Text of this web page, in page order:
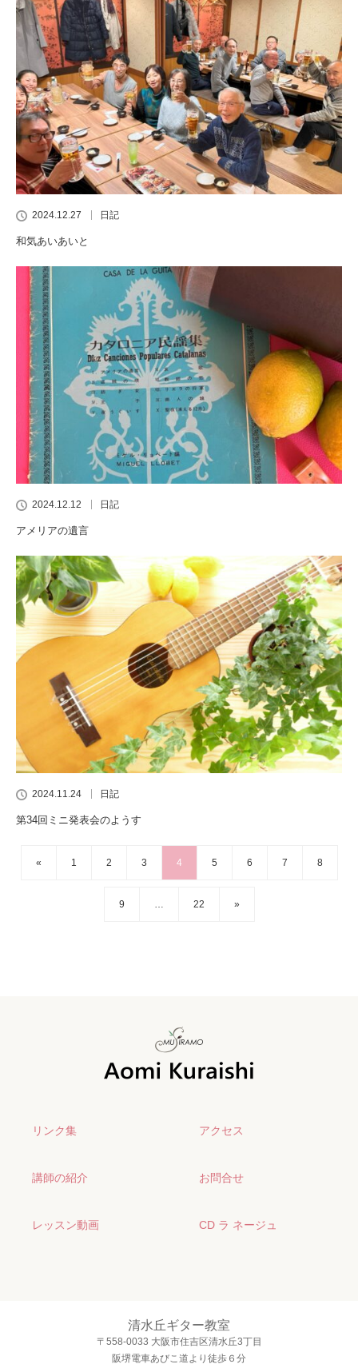
2024.12.27 日記
和気あいあいと
2024.12.12 日記
アメリアの遺言
2024.11.24 日記
第34回ミニ発表会のようす
« 1 2 3 4 5 6 7 8
9 22 »
リンク集 アクセス
講師の紹介 お問合せ
レッスン動画 CD ラ ネージュ
清水丘ギター教室
〒558-0033 大阪市住吉区清水丘3丁目
阪堺電車あびこ道より徒歩６分